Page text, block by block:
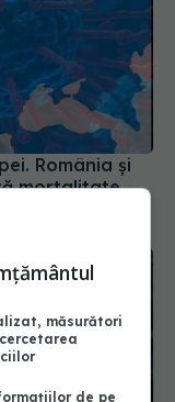
România și
mortalitate
măsurători
de pe